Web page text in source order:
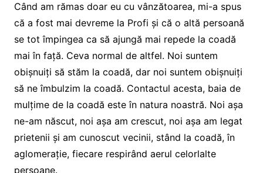
Când am rămas doar eu cu vânzătoarea, mi-a spus
că a fost mai devreme la Profi și că o altă persoană
se tot împingea ca să ajungă mai repede la coadă
mai în față. Ceva normal de altfel. Noi suntem
obișnuiți să stăm la coadă, dar noi suntem obișnuiți
să ne îmbulzim la coadă. Contactul acesta, baia de
mulțime de la coadă este în natura noastră. Noi așa
ne-am născut, noi așa am crescut, noi așa am legat
prietenii și am cunoscut vecinii, stând la coadă, în
aglomerație, fiecare respirând aerul celorlalte
persoane.